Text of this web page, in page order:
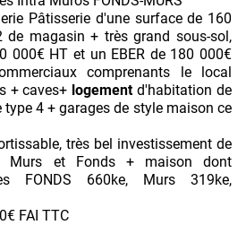
Pâtisserie d'une surface de 160
magasin + très grand sous-sol,
000€ HT et un EBER de 180 000€
comprenants le local
+ caves+ logementd'habitation de
4 + garages de style maison ce
très bel investissement de
Murs et Fonds + maison dont
FONDS 660ke, Murs 319ke,
FAI TTC